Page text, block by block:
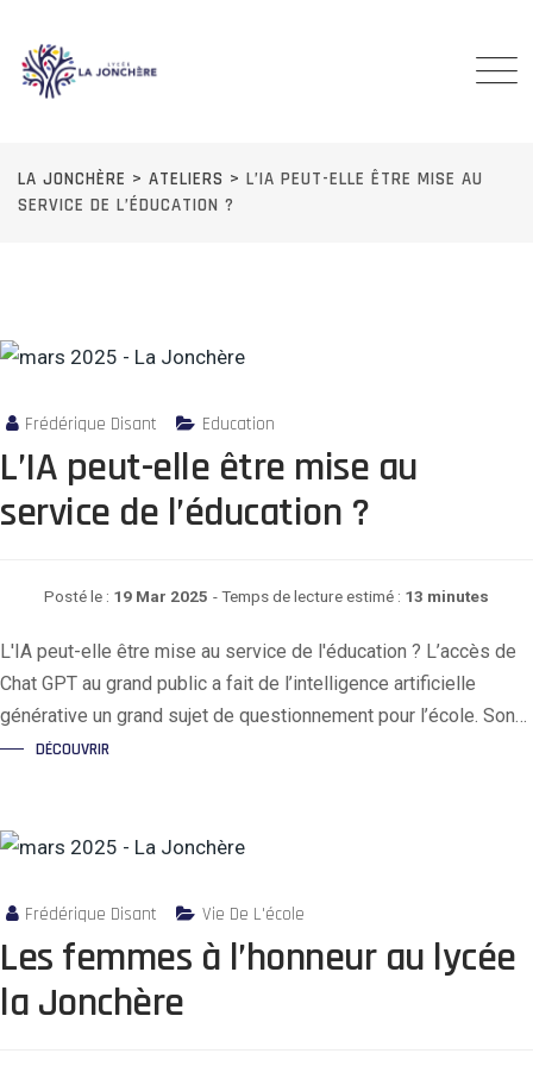
content
LA JONCHÈRE > ATELIERS > L’IA PEUT-ELLE ÊTRE MISE AU
SERVICE DE L’ÉDUCATION ?
Frédérique Disant Education
L’IA peut-elle être mise au
service de l’éducation ?
Posté le : 19 Mar 2025 - Temps de lecture estimé : 13 minutes
L'IA peut-elle être mise au service de l'éducation ? L’accès de
Chat GPT au grand public a fait de l’intelligence artificielle
générative un grand sujet de questionnement pour l’école. Son…
DÉCOUVRIR
Frédérique Disant Vie De L'école
Les femmes à l’honneur au lycée
la Jonchère